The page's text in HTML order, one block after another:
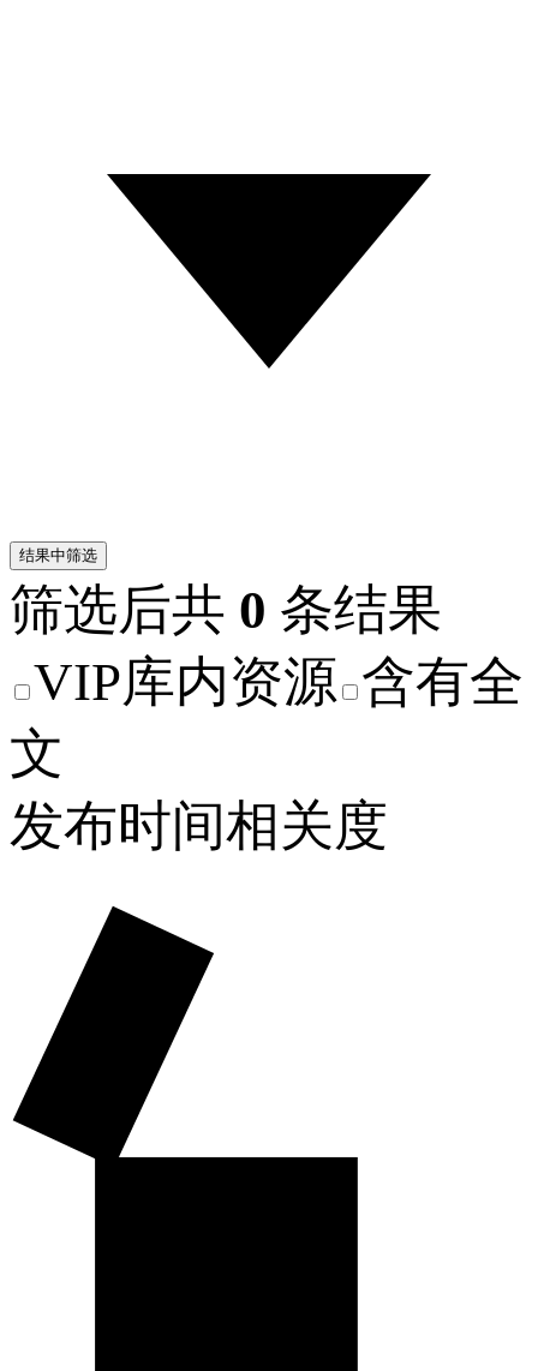
结果中筛选
筛选后共 0 条结果
VIP库内资源 含有全
文
发布时间相关度